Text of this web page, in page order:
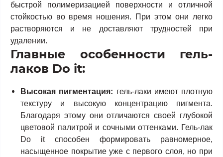
быстрой полимеризацией поверхности и отличной
стойкостью во время ношения. При этом они легко
растворяются и не доставляют трудностей при
удалении.
Главные особенности гель-
лаков Do it:
Высокая пигментация: гель-лаки имеют плотную
текстуру и высокую концентрацию пигмента.
Благодаря этому они отличаются своей глубокой
цветовой палитрой и сочными оттенками. Гель-лак
Do it способен формировать равномерное,
насыщенное покрытие уже с первого слоя, но при